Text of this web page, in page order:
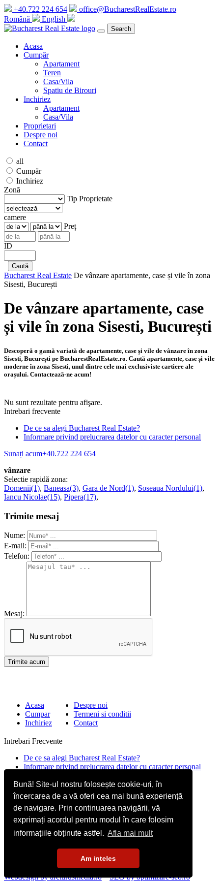
Bună! Site-ul nostru folosește cookie-uri, în
încercarea de a vă oferi cea mai bună experiență
de navigare. Prin continuarea navigării, vă
exprimați acordul pentru modul în care folosim
informațiile obținute astfel. Afla mai mult
Am inteles
+40.722 224 654
office@BucharestRealEstate.ro
Română
English
Search
Acasa
Cumpăr
Apartament
Teren
Casa/Vila
Spatiu de Birouri
Inchiriez
Apartament
Casa/Vila
Proprietari
Despre noi
Contact
all
Cumpăr
Inchiriez
Zonă
Tip Proprietate
camere
Preț
ID
Bucharest Real Estate De vânzare apartamente, case și vile în zona
Sisesti, București
De vânzare apartamente, case
și vile în zona Sisesti, București
Descoperă o gamă variată de apartamente, case și vile de vânzare în zona
Sisesti, București pe BucharestRealEstate.ro. Caută apartamente, case și vile
moderne în zona Sisesti, unul dintre cele mai exclusiviste cartiere ale
orașului. Contactează-ne acum!
Nu sunt rezultate pentru afişare.
Intrebari frecvente
De ce sa alegi Bucharest Real Estate?
Informare privind prelucrarea datelor cu caracter personal
Sunați acum+40.722 224 654
vânzare
Selectie rapidă zona:
Domenii(1), Baneasa(3), Gara de Nord(1), Soseaua Nordului(1),
Iancu Nicolae(15), Pipera(17),
Trimite mesaj
Nume:
E-mail:
Telefon:
Mesaj:
Acasa
Cumpar
Inchiriez
Despre noi
Termeni si conditii
Contact
Intrebari Frecvente
De ce sa alegi Bucharest Real Estate?
Informare privind prelucrarea datelor cu caracter personal
Contact
Str. Mircea Eliade 16, Voluntari077190
Giuseppe Garibaldi nr.1, parter, Bucuresti
+40.722 224 654
Copyright © BucharestRealEstate.ro 2022. Toate drepturile
Webdesign by arcturusmedia.ro
SEO by optimizare-seo.ro